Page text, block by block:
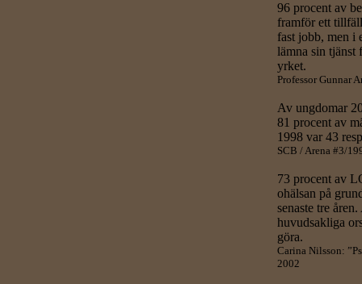
96 procent av
framför ett
fast jobb, men i
lämna sin tjänst
yrket.
Professor Gunnar
Av ungdomar
81 procent av
1998 var 43
SCB / Arena #3/
73 procent av
ohälsan på
senaste tre
huvudsakliga
göra.
Carina Nilsson:
2002